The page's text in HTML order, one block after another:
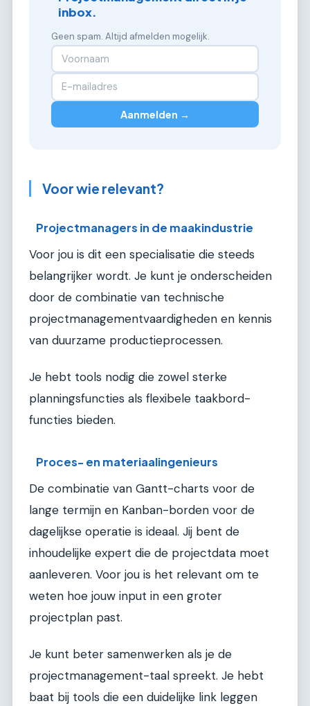
inbox.
Geen spam. Altijd afmelden mogelijk.
Aanmelden →
Voor wie relevant?
Projectmanagers in de maakindustrie
Voor jou is dit een specialisatie die steeds
belangrijker wordt. Je kunt je onderscheiden
door de combinatie van technische
projectmanagementvaardigheden en kennis
van duurzame productieprocessen.
Je hebt tools nodig die zowel sterke
planningsfuncties als flexibele taakbord-
functies bieden.
Proces- en materiaalingenieurs
De combinatie van Gantt-charts voor de
lange termijn en Kanban-borden voor de
dagelijkse operatie is ideaal. Jij bent de
inhoudelijke expert die de projectdata moet
aanleveren. Voor jou is het relevant om te
weten hoe jouw input in een groter
projectplan past.
Je kunt beter samenwerken als je de
projectmanagement-taal spreekt. Je hebt
baat bij tools die een duidelijke link leggen